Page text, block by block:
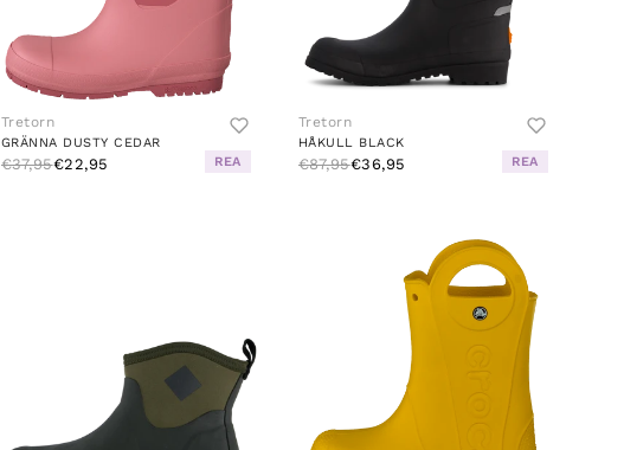
Tretorn
GRÄNNA DUSTY CEDAR
€37,95€22,95 REA
Tretorn
HÅKULL BLACK
€87,95€36,95 REA